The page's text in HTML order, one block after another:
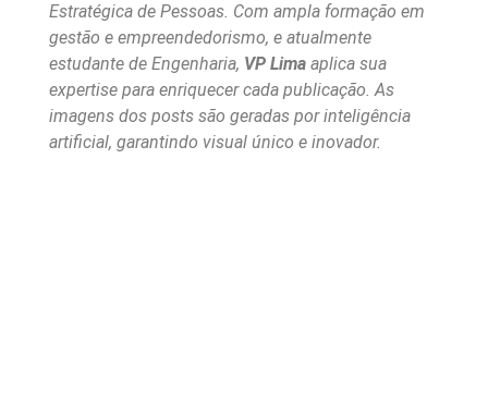
Estratégica de Pessoas. Com ampla formação em
gestão e empreendedorismo, e atualmente
estudante de Engenharia, VP Lima aplica sua
expertise para enriquecer cada publicação. As
imagens dos posts são geradas por inteligência
artificial, garantindo visual único e inovador.